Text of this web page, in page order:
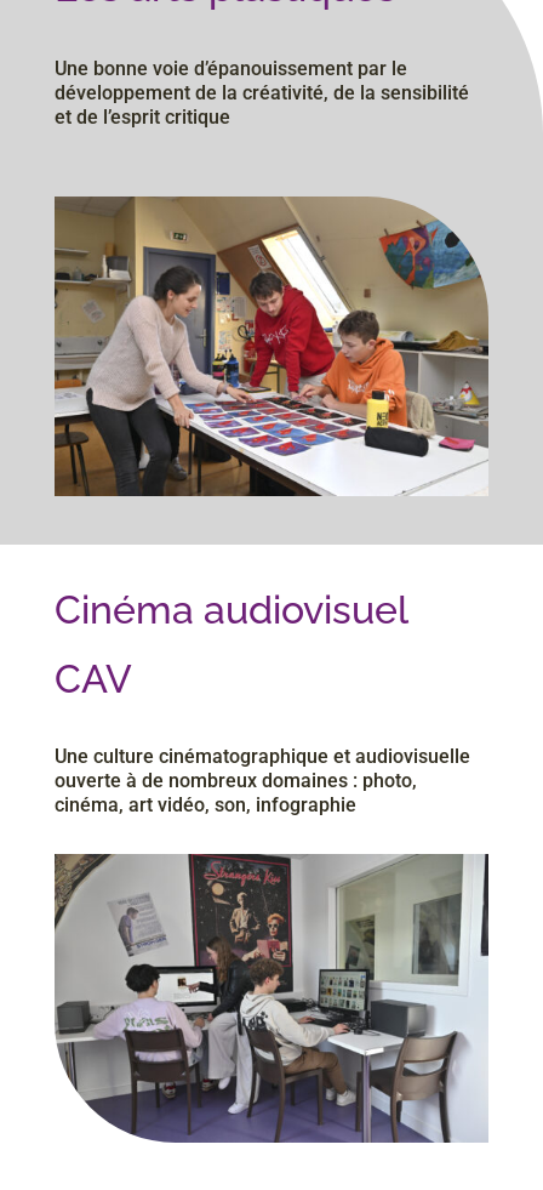
Une bonne voie d’épanouissement par le
développement de la créativité, de la sensibilité
et de l’esprit critique
Cinéma audiovisuel
CAV
Une culture cinématographique et audiovisuelle
ouverte à de nombreux domaines : photo,
cinéma, art vidéo, son, infographie